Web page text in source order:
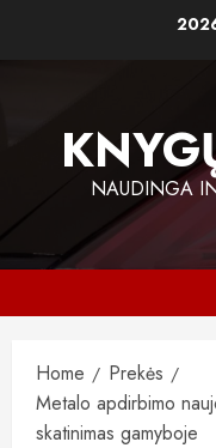
NAUDINGA
Home
Prekės
Metalo apdirbimo
skatinimas gamyboje